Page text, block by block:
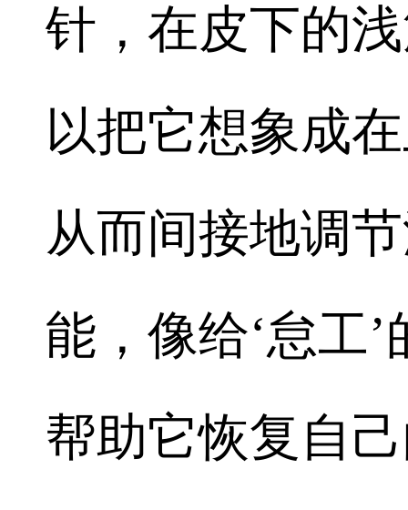
针，在皮下的
以把它想象成
从而间接地调
能，像给‘怠工
帮助它恢复自